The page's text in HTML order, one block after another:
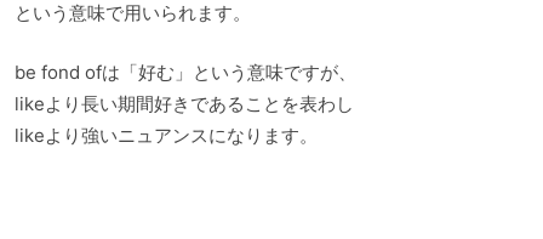
という意味で用いられます。
be fond ofは「好む」という意味ですが、
likeより長い期間好きであることを表わし
likeより強いニュアンスになります。